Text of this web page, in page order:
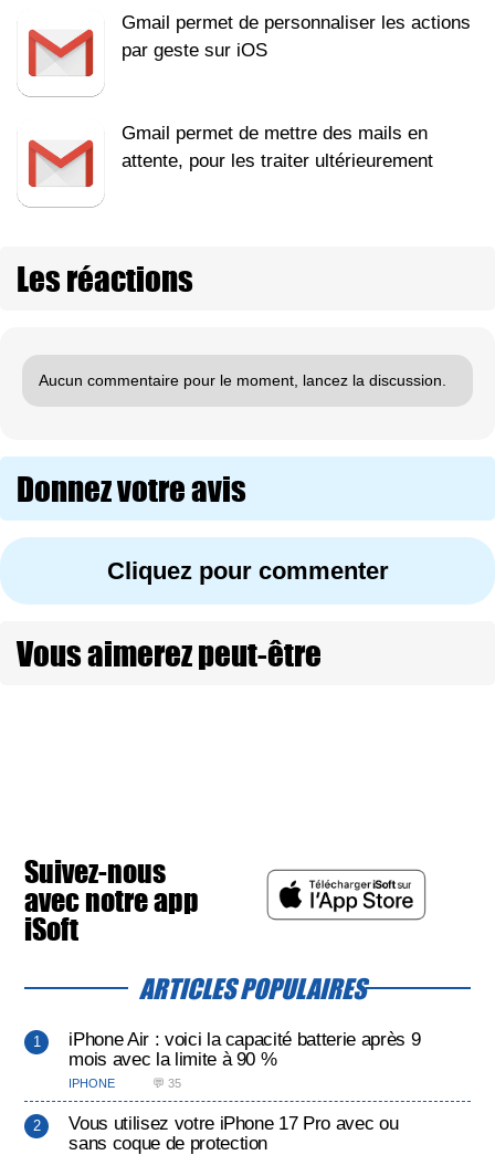
Gmail permet de personnaliser les actions
par geste sur iOS
Gmail permet de mettre des mails en
attente, pour les traiter ultérieurement
Les réactions
Aucun commentaire pour le moment, lancez la discussion.
Donnez votre avis
Cliquez pour commenter
Vous aimerez peut-être
Suivez-nous
avec notre app
iSoft
ARTICLES POPULAIRES
iPhone Air : voici la capacité batterie après 9
mois avec la limite à 90 %
IPHONE 💬 35
Vous utilisez votre iPhone 17 Pro avec ou
sans coque de protection